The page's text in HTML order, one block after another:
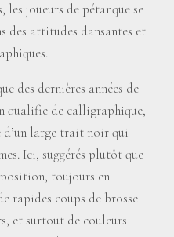
les joueurs de pétanque se
des attitudes dansantes et
des dernières années de
qualifie de calligraphique,
d’un large trait noir qui
Ici, suggérés plutôt que
toujours en
rapides coups de brosse
et surtout de couleurs